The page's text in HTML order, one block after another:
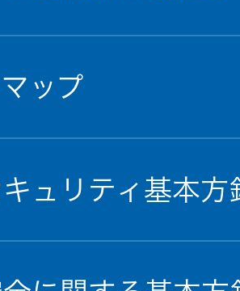
ップ
ュリティ基本方